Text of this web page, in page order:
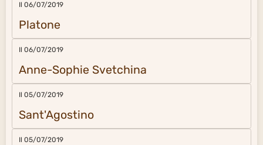
Il 06/07/2019
Platone
Il 06/07/2019
Anne-Sophie Svetchina
Il 05/07/2019
Sant'Agostino
Il 05/07/2019